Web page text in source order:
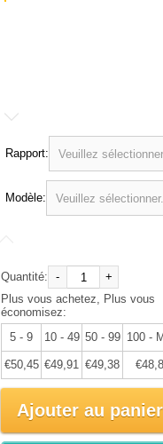
Rapport:
Modèle:
Quantité: -
+
Plus vous achetez, Plus vous
économisez:
5 - 9
10 - 49 50 - 99 100 -
€50,45 €49,91 €49,38
Ajouter au panier